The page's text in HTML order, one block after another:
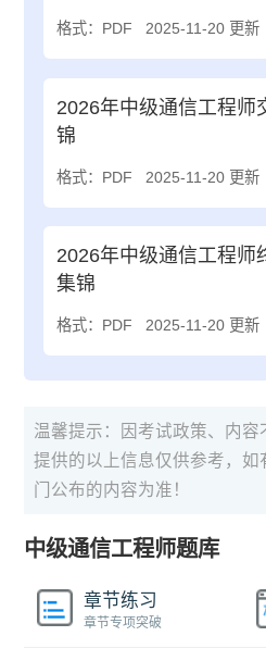
格式：PDF 2025-11-20 更新
2026年中级通信工程师
锦
格式：PDF 2025-11-20 更新
2026年中级通信工程师
集锦
格式：PDF 2025-11-20 更新
温馨提示：因考试政策、内
提供的以上信息仅供参考，
门公布的内容为准！
中级通信工程师题库
章节练习
章节专项突破